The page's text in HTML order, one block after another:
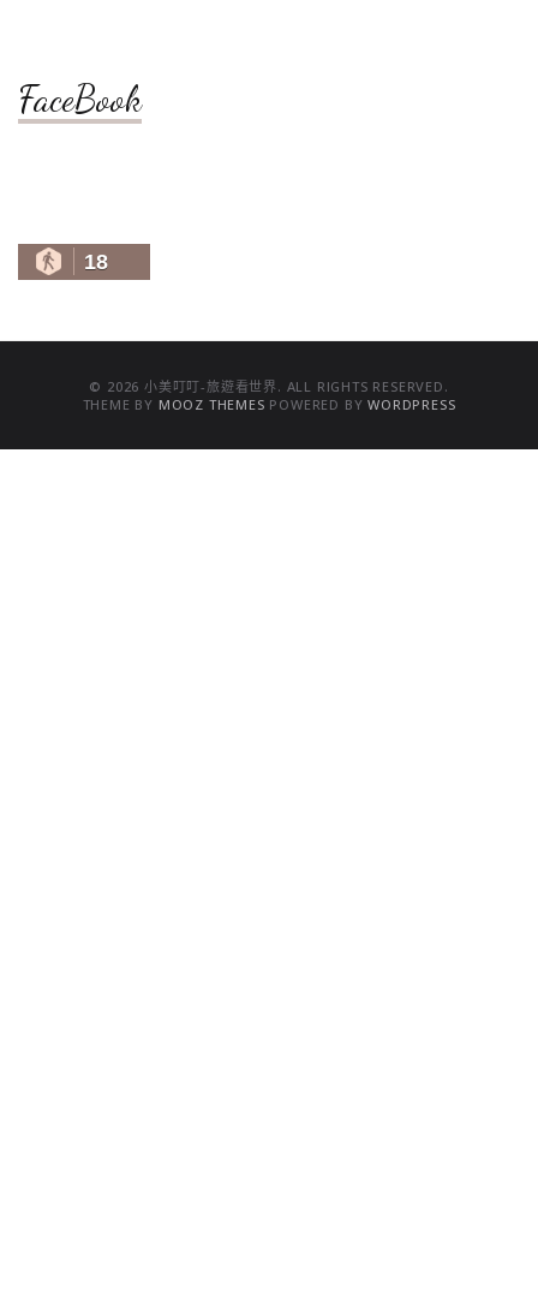
FaceBook
18
© 2026 小美叮叮-旅遊看世界. ALL RIGHTS RESERVED.
THEME BY MOOZ THEMES POWERED BYWORDPRESS